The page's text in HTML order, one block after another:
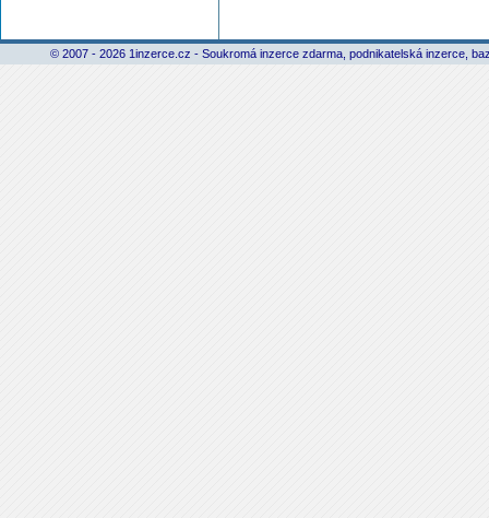
© 2007 - 2026 1inzerce.cz - Soukromá inzerce zdarma, podnikatelská inzerce,